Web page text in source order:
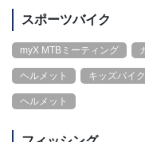
スポーツバイク
myX MTBミーティング
ヘルメット キッズバイク
ヘルメット